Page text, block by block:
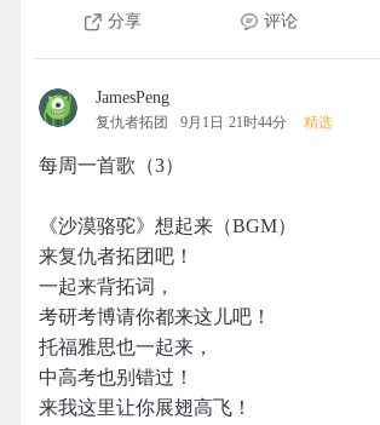
分享 评论
JamesPeng
复仇者拓团 9月1日 21时44分 精选
每周一首歌（3）
《沙漠骆驼》想起来（BGM）
来复仇者拓团吧！
一起来背拓词，
考研考博请你都来这儿吧！
托福雅思也一起来，
中高考也别错过！
来我这里让你展翅高飞！